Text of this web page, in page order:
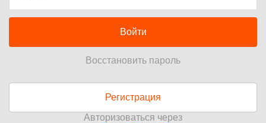
Войти
Восстановить пароль
Регистрация
Авторизоваться через